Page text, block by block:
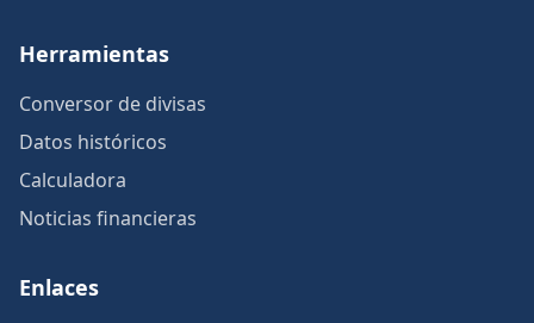
Herramientas
Conversor de divisas
Datos históricos
Calculadora
Noticias financieras
Enlaces